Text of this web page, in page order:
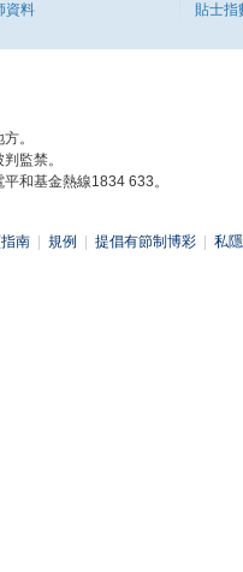
資料
貼士指
。
監禁。
和基金熱線1834 633。
南 規例 提倡有節制博彩 私